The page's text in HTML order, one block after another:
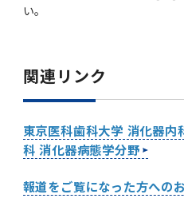
い。
関連リンク
東京医科歯科大学 消化器
科 消化器病態学分野
報道をご覧になった方への